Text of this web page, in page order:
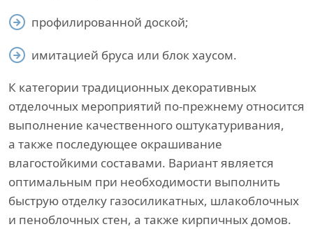
профилированной доской;
имитацией бруса или блок хаусом.
К категории традиционных декоративных
отделочных мероприятий по-прежнему относится
выполнение качественного оштукатуривания,
а также последующее окрашивание
влагостойкими составами. Вариант является
оптимальным при необходимости выполнить
быструю отделку газосиликатных, шлакоблочных
и пеноблочных стен, а также кирпичных домов.